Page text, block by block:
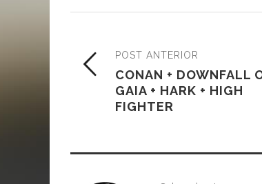
POST ANTERIOR
CONAN + DOWNFALL
GAIA + HARK + HIGH
FIGHTER